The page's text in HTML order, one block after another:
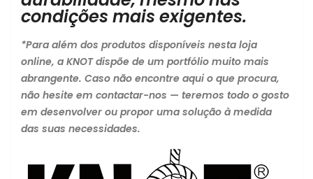
condições mais exigentes.
*Para além dos produtos disponíveis nesta loja
online, a KNOT dispõe de um portfólio muito mais
abrangente. Caso não encontre aqui o que procura,
não hesite em contactar-nos — teremos todo o gosto
em desenvolver ou propor uma solução à medida
das suas necessidades.